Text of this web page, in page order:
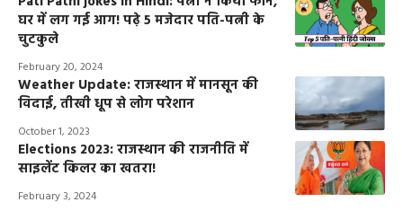
घर में लग गई आग! पढ़े 5 मजेदार पति-पत्नी के
चुटकुले
February 20, 2024
Weather Update: राजस्थान में मानसून की
विदाई, तीखी धूप से लोग परेशान
October 1, 2023
Elections 2023: राजस्थान की राजनीति में
साइलेंट किलर का खतरा!
February 3, 2024